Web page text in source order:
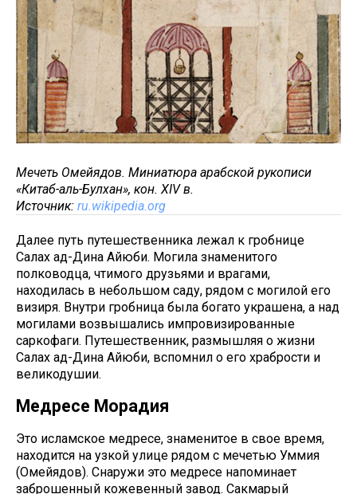
Мечеть Омейядов. Миниатюра арабской рукописи
«Китаб-аль-Булхан», кон. XIV в.
Источник: ru.wikipedia.org
Далее путь путешественника лежал к гробнице
Салах ад-Дина Айюби. Могила знаменитого
полководца, чтимого друзьями и врагами,
находилась в небольшом саду, рядом с могилой его
визиря. Внутри гробница была богато украшена, а над
могилами возвышались импровизированные
саркофаги. Путешественник, размышляя о жизни
Салах ад-Дина Айюби, вспомнил о его храбрости и
великодушии.
Медресе Морадия
Это исламское медресе, знаменитое в свое время,
находится на узкой улице рядом с мечетью Уммия
(Омейядов). Снаружи это медресе напоминает
заброшенный кожевенный завод. Сакмарый